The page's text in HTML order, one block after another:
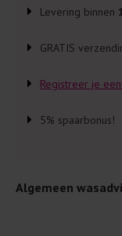
Levering binnen
GRATIS
Registreer je
5% spaarbonus!
Algemeen